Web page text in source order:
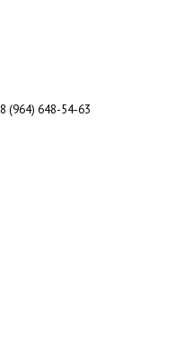
8 (964) 648-54-63